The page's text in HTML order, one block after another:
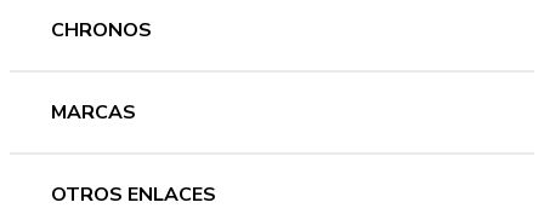
CHRONOS
Hombre
Ofertas
MARCAS
Versace
OTROS ENLACES